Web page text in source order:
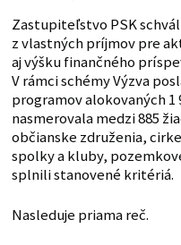
Zastupiteľstvo PSK
z vlastných príjmov pre
aj výšku finančného
V rámci schémy Výzva
programov alokovaných 1
nasmerovala medzi 885
občianske združenia,
spolky a kluby,
splnili stanovené kritériá.
Nasleduje priama reč.